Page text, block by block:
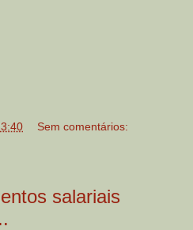
Sem comentários:
salariais